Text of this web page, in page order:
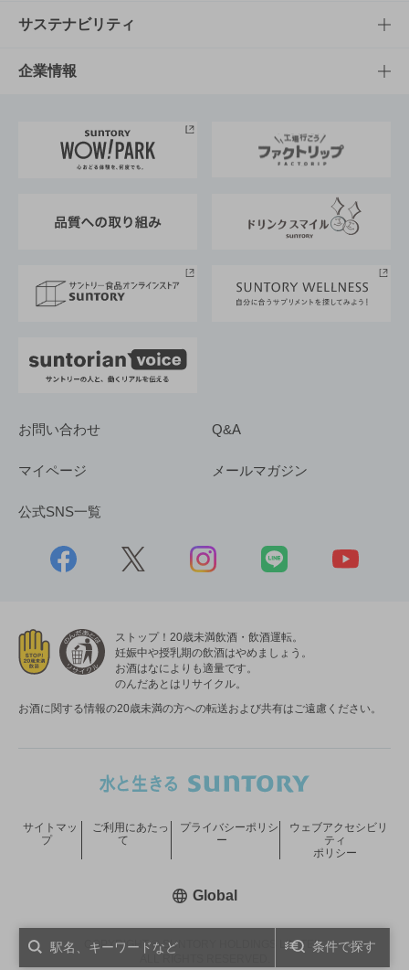
条件で探す
商品発売情報
栄養成分一覧
キャンペーン
工場見学
地域情報
文化・スポーツTOP
サントリーホール
サントリーサンバーズ大阪
サステナビリティ
サステナビリティTOP
サントリーが考えるサステナビリティ経営
企業情報
企業概要
採用情報
お問い合わせ Q&A
マイページ メールマガジン
公式SNS一覧
ストップ！20歳未満飲酒・飲酒運転。
妊娠中や授乳期の飲酒はやめましょう。
お酒はなによりも適量です。
のんだあとはリサイクル。
お酒に関する情報の20歳未満の方への転送および共有はご遠慮ください。
COPYRIGHT © SUNTORY HOLDINGS LIMITED.
サイトマッ
プ
ご利用にあたっ
て
プライバシーポリシ
ー
ウェブアクセシビリ
ティ
ポリシー
Global新しいウィンドウで開く